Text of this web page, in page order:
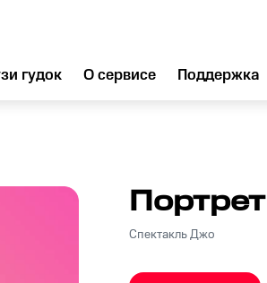
гудок О сервисе Поддержка
Портрет
Спектакль Джо